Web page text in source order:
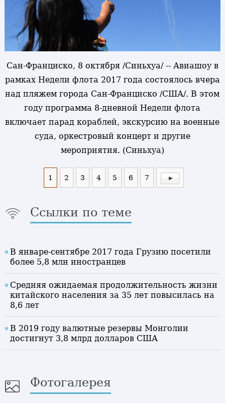
Сан-Франциско, 8 октября /Синьхуа/ -- Авиашоу в
рамках Недели флота 2017 года состоялось вчера
над пляжем города Сан-Франциско /США/. В этом
году программа 8-дневной Недели флота
включает парад кораблей, экскурсию на военные
суда, оркестровый концерт и другие
мероприятия. (Синьхуа)
1 2 3 4 5 6 7
Ссылки по теме
В январе-сентябре 2017 года Грузию посетили
более 5,8 млн иностранцев
Средняя ожидаемая продолжительность жизни
китайского населения за 35 лет повысилась на
8,6 лет
В 2019 году валютные резервы Монголии
достигнут 3,8 млрд долларов США
Фотогалерея